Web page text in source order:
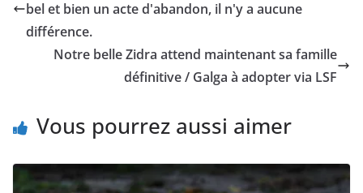
bel et bien un acte d'abandon, il n'y a aucune
différence.
Notre belle Zidra attend maintenant sa famille
définitive / Galga à adopter via LSF
Vous pourrez aussi aimer